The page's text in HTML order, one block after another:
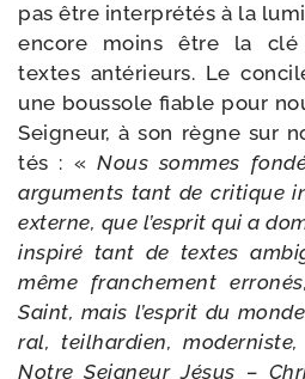
pas être inter­pré­tés à la
encore moins être la clé
textes anté­rieurs. Le
une bous­sole fiable pour
Seigneur, à son règne sur
tés : « Nous sommes
argu­ments tant de cri­tique
externe, que l’es­prit qui a
ins­pi­ré tant de textes
même fran­che­ment
Saint, mais l’es­prit du
ral, teil­har­dien,
Notre Seigneur Jésus –